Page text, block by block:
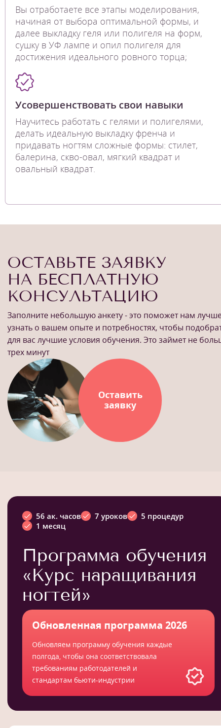
Вы отработаете все этапы моделирования,
начиная от выбора оптимальной формы, и
далее выкладку геля или полигеля на форм,
сушку в УФ лампе и опил полигеля для
достижения идеального ровного торца;
Усовершенствовать свои навыки
Научитесь работать с гелями и полигелями,
делать идеальную выкладку френча и
придавать ногтям сложные формы: стилет,
балерина, скво-овал, мягкий квадрат и
овальный квадрат.
ОСТАВЬТЕ ЗАЯВКУ
НА БЕСПЛАТНУЮ
КОНСУЛЬТАЦИЮ
Заполните небольшую анкету - это поможет нам
узнать о вашем опыте и потребностях, чтобы
для вас лучшие условия обучения. Это займет не
трех минут
Оставить
заявку
56 ак. часов 7 уроков
5 процедур
1 месяц
Программа обучения
«Курс наращивания
ногтей»
Обновленная программа 2026
Обновляем программу обучения каждые
полгода, чтобы она соответствовала
требованиям работодателей и
стандартам бьюти-индустрии